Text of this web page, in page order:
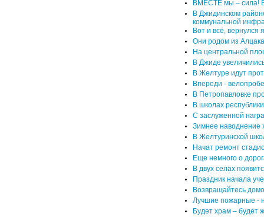
ВМЕСТЕ мы – сила!
В Джидинском
коммунальной
Вот и всё, вернулся
Они родом из Алцака
На центральной
В Джиде
В Желтуре идут
Впереди -
В Петропавловке
В школах
С заслуженной
Зимнее наводнение
В Желтуринской
Начат ремонт
Еще немного о
В двух селах
Праздник начала
Возвращайтесь
Лучшие пожарные -
Будет храм – будет